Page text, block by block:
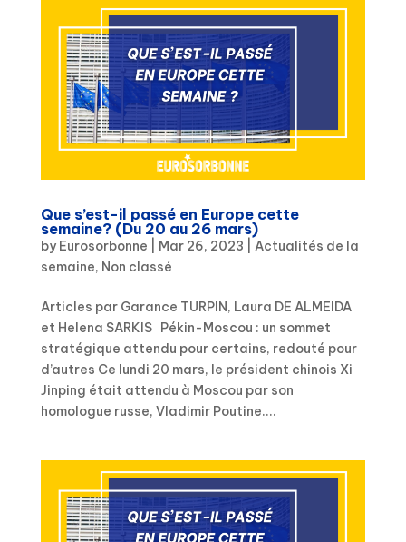
Que s’est-il passé en Europe cette
semaine? (Du 20 au 26 mars)
by Eurosorbonne Mar 26, 2023
Actualités de la
semaine, Non classé
Articles par Garance TURPIN, Laura DE ALMEIDA
et Helena SARKIS Pékin-Moscou : un sommet
stratégique attendu pour certains, redouté pour
d’autres Ce lundi 20 mars, le président chinois Xi
Jinping était attendu à Moscou par son
homologue russe, Vladimir Poutine....